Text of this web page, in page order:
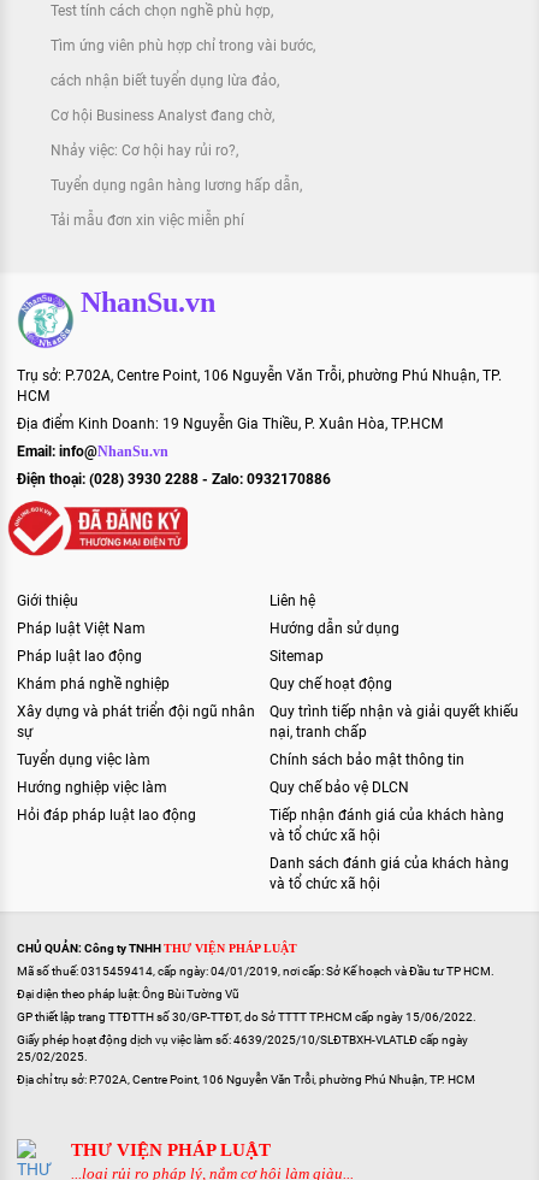
Test tính cách chọn nghề phù hợp
Tìm ứng viên phù hợp chỉ trong vài bước
cách nhận biết tuyển dụng lừa đảo
Cơ hội Business Analyst đang chờ
Nhảy việc: Cơ hội hay rủi ro?
Tuyển dụng ngân hàng lương hấp dẫn
Tải mẫu đơn xin việc miễn phí
NhanSu.vn
Trụ sở: P.702A, Centre Point, 106 Nguyễn Văn Trỗi, phường Phú Nhuận, TP.
HCM
Địa điểm Kinh Doanh: 19 Nguyễn Gia Thiều, P. Xuân Hòa, TP.HCM
Email: info@NhanSu.vn
Điện thoại: (028) 3930 2288 - Zalo: 0932170886
Giới thiệu
Pháp luật Việt Nam
Pháp luật lao động
Khám phá nghề nghiệp
Xây dựng và phát triển đội ngũ nhân
sự
Tuyển dụng việc làm
Hướng nghiệp việc làm
Hỏi đáp pháp luật lao động
Liên hệ
Hướng dẫn sử dụng
Sitemap
Quy chế hoạt động
Quy trình tiếp nhận và giải quyết khiếu
nại, tranh chấp
Chính sách bảo mật thông tin
Quy chế bảo vệ DLCN
Tiếp nhận đánh giá của khách hàng
và tổ chức xã hội
Danh sách đánh giá của khách hàng
và tổ chức xã hội
CHỦ QUẢN: Công ty TNHHTHƯ VIỆN PHÁP LUẬT
Mã số thuế: 0315459414, cấp ngày: 04/01/2019, nơi cấp: Sở Kế hoạch và Đầu tư TP HCM.
Đại diện theo pháp luật: Ông Bùi Tường Vũ
GP thiết lập trang TTĐTTH số 30/GP-TTĐT, do Sở TTTT TP.HCM cấp ngày 15/06/2022.
Giấy phép hoạt động dịch vụ việc làm số: 4639/2025/10/SLĐTBXH-VLATLĐ cấp ngày
25/02/2025.
Địa chỉ trụ sở: P.702A, Centre Point, 106 Nguyễn Văn Trỗi, phường Phú Nhuận, TP. HCM
THƯ VIỆN PHÁP LUẬT
...loại rủi ro pháp lý, nắm cơ hội làm giàu...